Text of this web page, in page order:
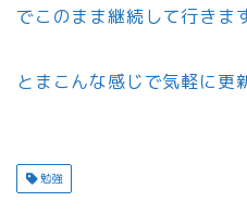
でこのまま継続して行きま
とまこんな感じで気軽に更
勉強